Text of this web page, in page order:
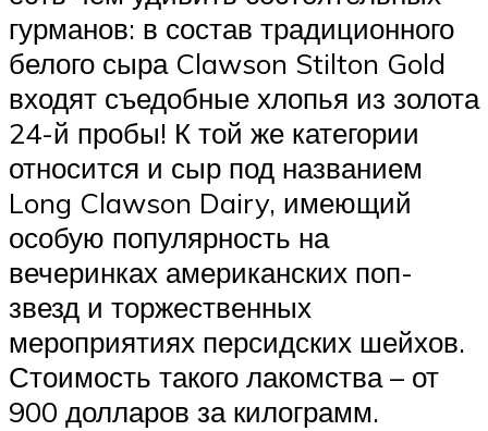
гурманов: в состав традиционного
белого сыра Clawson Stilton Gold
входят съедобные хлопья из золота
24-й пробы! К той же категории
относится и сыр под названием
Long Clawson Dairy, имеющий
особую популярность на
вечеринках американских поп-
звезд и торжественных
мероприятиях персидских шейхов.
Стоимость такого лакомства – от
900 долларов за килограмм.